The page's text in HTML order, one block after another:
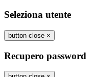
Seleziona utente
button close ×
Recupero password